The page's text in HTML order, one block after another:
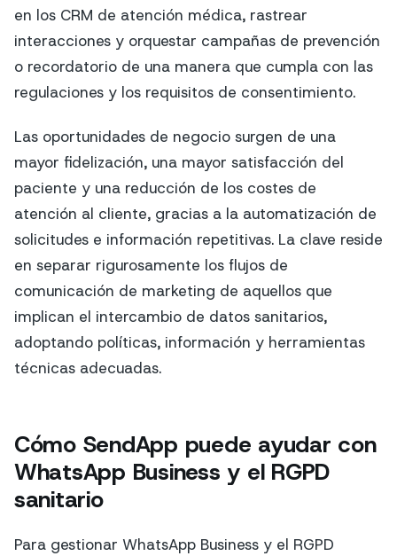
en los CRM de atención médica, rastrear
interacciones y orquestar campañas de prevención
o recordatorio de una manera que cumpla con las
regulaciones y los requisitos de consentimiento.
Las oportunidades de negocio surgen de una
mayor fidelización, una mayor satisfacción del
paciente y una reducción de los costes de
atención al cliente, gracias a la automatización de
solicitudes e información repetitivas. La clave reside
en separar rigurosamente los flujos de
comunicación de marketing de aquellos que
implican el intercambio de datos sanitarios,
adoptando políticas, información y herramientas
técnicas adecuadas.
Cómo SendApp puede ayudar con
WhatsApp Business y el RGPD
sanitario
Para gestionar WhatsApp Business y el RGPD